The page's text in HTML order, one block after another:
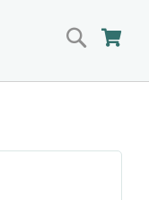
Search